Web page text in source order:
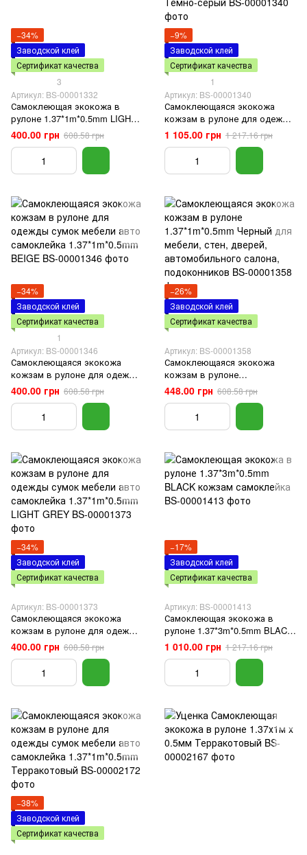
−34%
Заводской клей
Сертификат качества
3
Артикул: BS-00001332
Самоклеющая экокожа в
рулоне 1.37*1m*0.5mm LIGHT
BROWN
400.00 грн 608.58 грн
−9%
Заводской клей
Сертификат качества
1
Артикул: BS-00001340
Самоклеющаяся экокожа
кожзам в рулоне для одежды
сумок мебели авто
самоклейка 1.37*3m*0.5mm
Темно-серый
1 105.00 грн 1 217.16 грн
−34%
Заводской клей
Сертификат качества
1
Артикул: BS-00001346
Самоклеющаяся экокожа
кожзам в рулоне для одежды
сумок мебели авто
самоклейка 1.37*1m*0.5mm
400.00 грн 608.58 грн
−26%
Заводской клей
Сертификат качества
Артикул: BS-00001358
Самоклеющаяся экокожа
кожзам в рулоне
1.37*1m*0.5mm Черный для
мебели, стен, дверей,
автомобильного салона,
подоконников
448.00 грн 608.58 грн
−34%
Заводской клей
Сертификат качества
Артикул: BS-00001373
Самоклеющаяся экокожа
кожзам в рулоне для одежды
сумок мебели авто
самоклейка 1.37*1m*0.5mm
LIGHT GREY
400.00 грн 608.58 грн
−17%
Заводской клей
Сертификат качества
Артикул: BS-00001413
Самоклеющая экокожа в
рулоне 1.37*3m*0.5mm BLACK
кожзам самоклейка
1 010.00 грн 1 217.16 грн
−38%
Заводской клей
Сертификат качества